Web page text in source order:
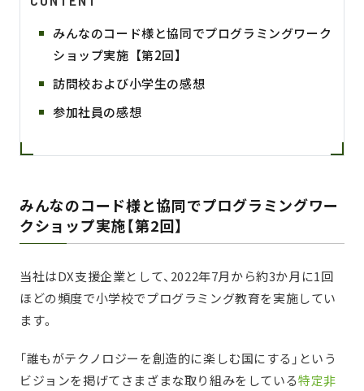
みんなのコード様と協同でプログラミングワーク
ショップ実施【第2回】
訪問校および小学生の感想
参加社員の感想
みんなのコード様と協同でプログラミングワー
クショップ実施【第2回】
当社はDX支援企業として、2022年7月から約3か月に1回
ほどの頻度で小学校でプログラミング教育を実施してい
ます。
「誰もがテクノロジーを創造的に楽しむ国にする」という
ビジョンを掲げてさまざまな取り組みをしている特定非